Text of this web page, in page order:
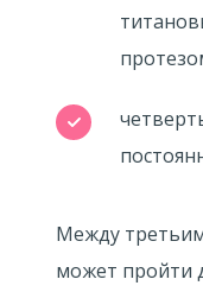
Между
может пройти